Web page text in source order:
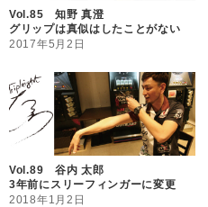
Vol.85 知野 真澄
グリップは真似はしたことがない
2017年5月2日
Vol.89 谷内 太郎
3年前にスリーフィンガーに変更
2018年1月2日